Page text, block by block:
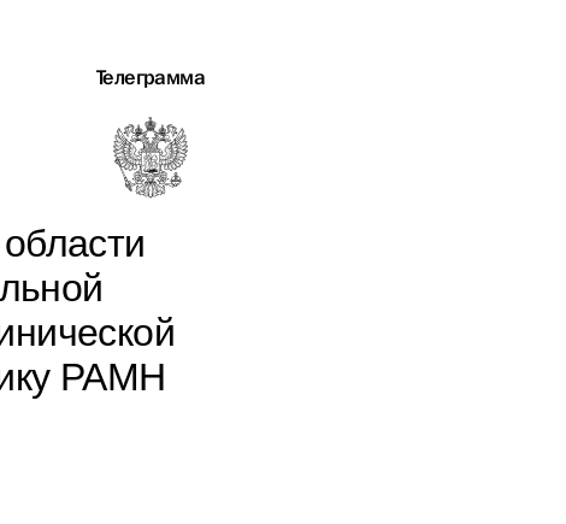
Телеграмма
РАМН